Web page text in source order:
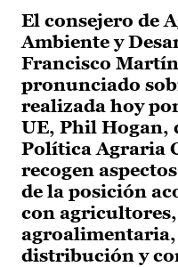
El consejero de
Ambiente y
Francisco
pronunciado
realizada hoy
UE, Phil Hogan,
Política Agraria
recogen
de la posición
con
agroalimentaria,
distribución y